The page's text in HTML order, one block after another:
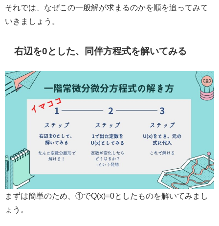
それでは、なぜこの一般解が求まるのかを順を追ってみて
いきましょう。
右辺を0とした、同伴方程式を解いてみる
まずは簡単のため、①でQ(x)=0としたものを解いてみまし
ょう。